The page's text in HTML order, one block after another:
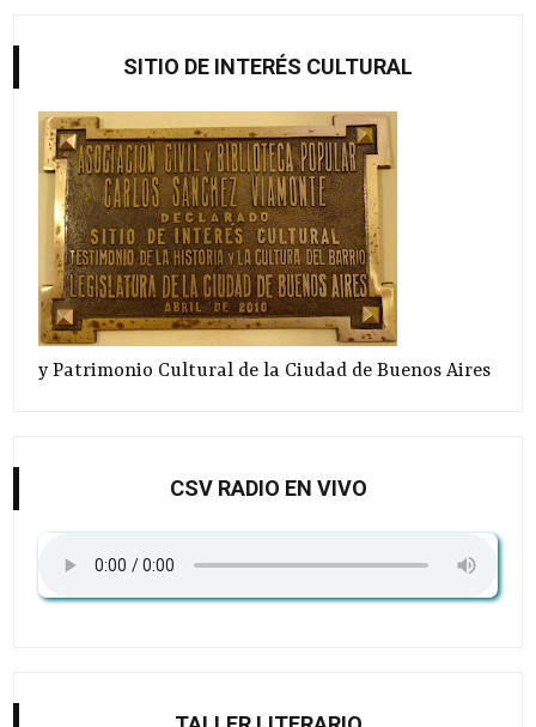
SITIO DE INTERÉS CULTURAL
y Patrimonio Cultural de la Ciudad de Buenos Aires
CSV RADIO EN VIVO